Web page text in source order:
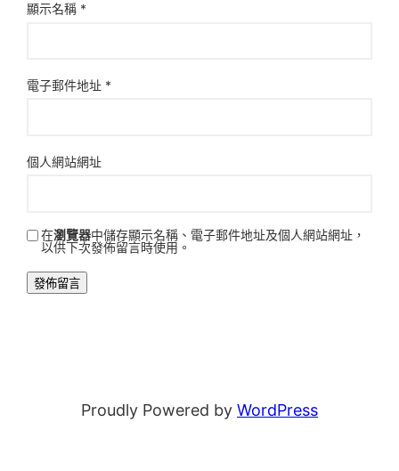
顯示名稱 *
電子郵件地址 *
個人網站網址
在瀏覽器中儲存顯示名稱、電子郵件地址及個人網站網址，
以供下次發佈留言時使用。
Proudly Powered by WordPress